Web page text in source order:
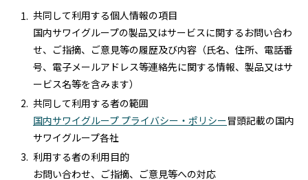
共同して利用する個人情報の項目
国内サワイグループの製品又はサービスに関するお問い合わ
せ、ご指摘、ご意見等の履歴及び内容（氏名、住所、電話番
号、電子メールアドレス等連絡先に関する情報、製品又はサ
ービス名等を含みます）
共同して利用する者の範囲
国内サワイグループ プライバシー・ポリシー冒頭記載の国内
サワイグループ各社
利用する者の利用目的
お問い合わせ、ご指摘、ご意見等への対応